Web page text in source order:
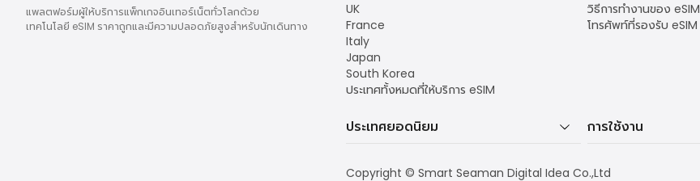
แพลตฟอร์มผู้ให้บริการแพ็กเกจอินเทอร์เน็ตทั่วโลกด้วย
เทคโนโลยี eSIM ราคาถูกและมีความปลอดภัยสูงสำหรับนักเดินทาง
UK
France
Italy
Japan
South Korea
ประเทศทั้งหมดที่ให้บริการ eSIM
วิธีการทำงานของ eSIM
โทรศัพท์ที่รองรับ eSIM
ประเทศยอดนิยม การใช้งาน
Copyright © Smart Seaman Digital Idea Co.,Ltd